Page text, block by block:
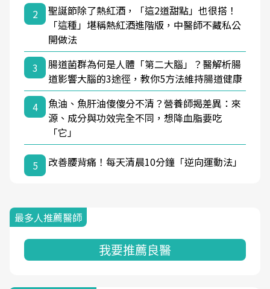
2
聖誕節除了熱紅酒，「這2道甜點」也很搭！
「這種」堪稱熱紅酒進階版，中醫師不藏私公
開做法
3
腸道菌群為何是人體「第二大腦」？醫解析腸
道影響大腦的3途徑，教你5方法維持腸道健康
4
魚油、魚肝油傻傻分不清？營養師揭差異：來
源、成分與功效完全不同，想降血脂要吃
「它」
5 改善腰背痛！每天清晨10分鐘「逆向運動法」
最多人推薦醫師
我要推薦良醫